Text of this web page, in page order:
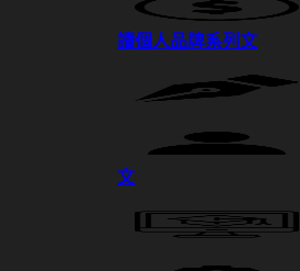
讀個人品牌系列文
文